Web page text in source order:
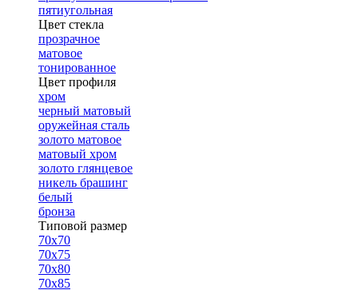
пятиугольная
Цвет стекла
прозрачное
матовое
тонированное
Цвет профиля
хром
черный матовый
оружейная сталь
золото матовое
матовый хром
золото глянцевое
никель брашинг
белый
бронза
Типовой размер
70х70
70х75
70х80
70х85